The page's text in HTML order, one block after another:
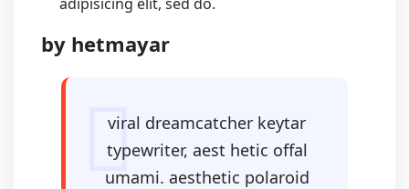
by hetmayar
viral dreamcatcher keytar
typewriter, aest hetic offal
umami. aesthetic polaroid